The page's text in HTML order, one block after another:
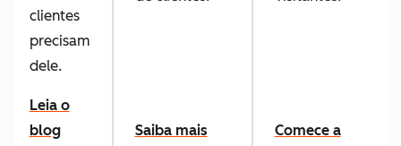
clientes
precisam
dele.
Leia o
blog
Saiba mais
Comece a